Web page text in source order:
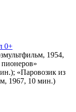
0+
1954,
«Паровозик из
1967, 10 мин.)